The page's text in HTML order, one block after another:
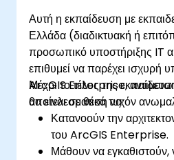
Αυτή η εκπαίδευση με
Ελλάδα (διαδικτυακή ή
προσωπικό υποστήριξης IT
επιθυμεί να παρέχει ισχυρή
ArcGIS Enterprise,
αποτελεσματικά τυχόν
Μέχρι το τέλος της
θα είναι σε θέση να:
Κατανοούν την
του ArcGIS Enterprise.
Μάθουν να εγκαθιστούν,